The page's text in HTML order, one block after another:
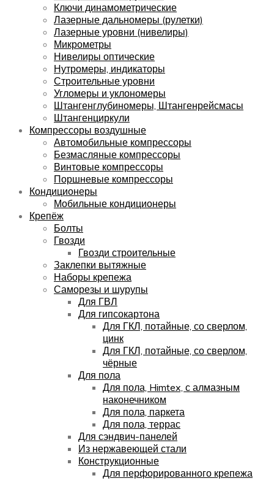
Ключи динамометрические
Лазерные дальномеры (рулетки)
Лазерные уровни (нивелиры)
Микрометры
Нивелиры оптические
Нутромеры, индикаторы
Строительные уровни
Угломеры и уклономеры
Штангенглубиномеры, Штангенрейсмасы
Штангенциркули
Компрессоры воздушные
Автомобильные компрессоры
Безмасляные компрессоры
Винтовые компрессоры
Поршневые компрессоры
Кондиционеры
Мобильные кондиционеры
Крепёж
Болты
Гвозди
Гвозди строительные
Заклепки вытяжные
Наборы крепежа
Саморезы и шурупы
Для ГВЛ
Для гипсокартона
Для ГКЛ, потайные, со сверлом,
цинк
Для ГКЛ, потайные, со сверлом,
чёрные
Для пола
Для пола, Himtex, с алмазным
наконечником
Для пола, паркета
Для пола, террас
Для сэндвич-панелей
Из нержавеющей стали
Конструкционные
Для перфорированного крепежа